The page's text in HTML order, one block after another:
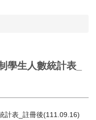
學生人數統計表_
計表_註冊後(111.09.16)